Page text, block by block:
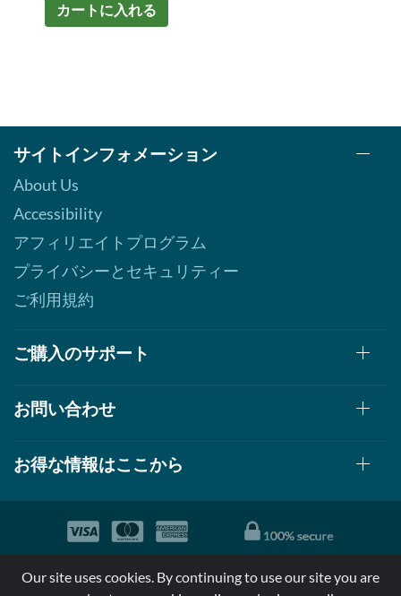
カートに入れる
サイトインフォメーション
About Us
Accessibility
アフィリエイトプログラム
プライバシーとセキュリティー
ご利用規約
ご購入のサポート
お問い合わせ
お得な情報はここから
*特定商品についての効果効能は米国食品医療局により評価されて
Our site uses cookies. By continuing to use our site you are